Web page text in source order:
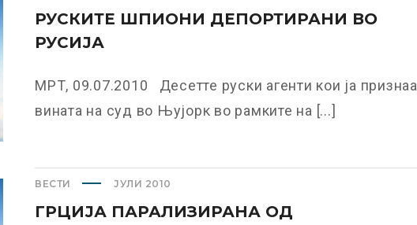
РУСКИТЕ ШПИОНИ ДЕПОРТИРАНИ ВО
РУСИЈА
МРТ, 09.07.2010 Десетте руски агенти кои ја признаа
вината на суд во Њујорк во рамките на [...]
ВЕСТИ ЈУЛИ 2010
ГРЦИЈА ПАРАЛИЗИРАНА ОД